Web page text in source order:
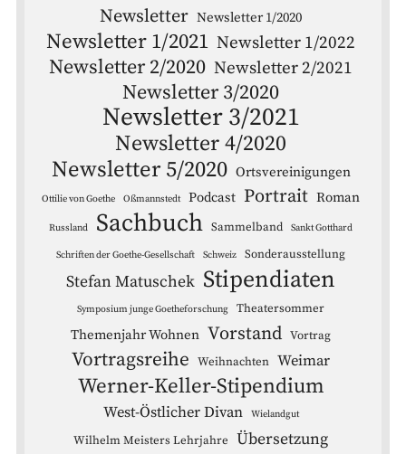
Newsletter Newsletter 1/2020
Newsletter 1/2021 Newsletter 1/2022
Newsletter 2/2020 Newsletter 2/2021
Newsletter 3/2020
Newsletter 3/2021
Newsletter 4/2020
Newsletter 5/2020 Ortsvereinigungen
Ottilie von Goethe Oßmannstedt Podcast Portrait Roman
Russland Sachbuch Sammelband Sankt Gotthard
Schriften der Goethe-Gesellschaft Schweiz Sonderausstellung
Stefan Matuschek Stipendiaten
Symposium junge Goetheforschung Theatersommer
Themenjahr Wohnen Vorstand Vortrag
Vortragsreihe Weihnachten Weimar
Werner-Keller-Stipendium
West-Östlicher Divan Wielandgut
Wilhelm Meisters Lehrjahre Übersetzung